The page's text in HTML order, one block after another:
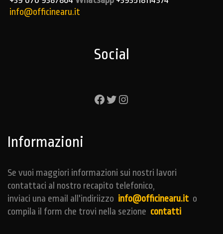
info@officinearu.it
Social
Facebook
TwitterInstagram
Informazioni
Se vuoi maggiori informazioni sui nostri lavori
contattaci al nostro recapito telefonico,
inviaci una email all'indiriizzo info@officinearu.it o
compila il form che trovi nella sezione contatti